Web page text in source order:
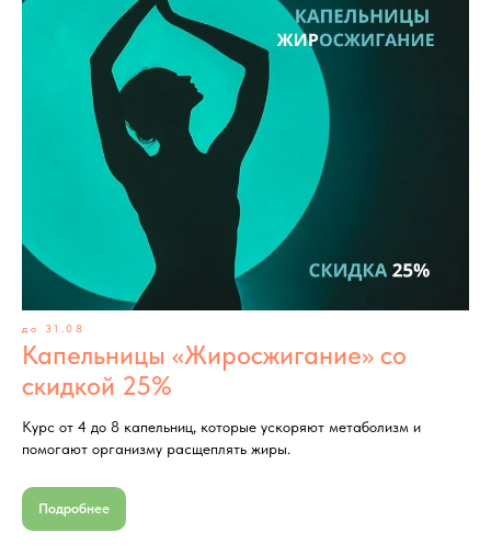
до 31.08
Капельницы «Жиросжигание» со
скидкой 25%
Курс от 4 до 8 капельниц, которые ускоряют метаболизм и
помогают организму расщеплять жиры.
Подробнее